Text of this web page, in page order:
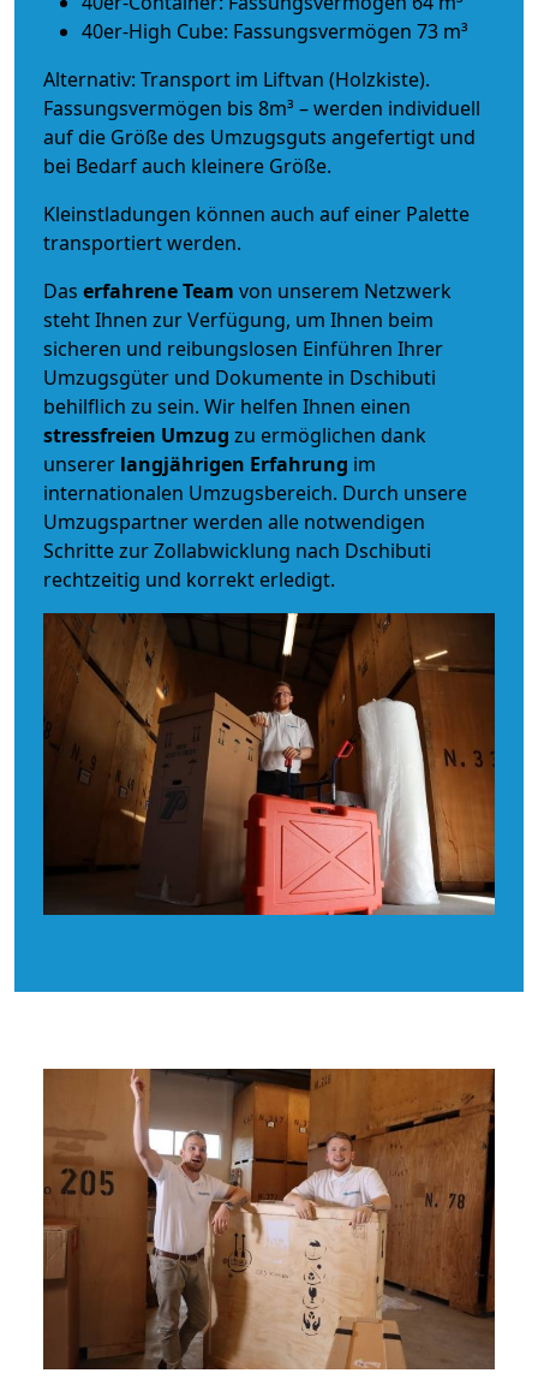
40er-High Cube: Fassungsvermögen 73 m³
Alternativ: Transport im Liftvan (Holzkiste).
Fassungsvermögen bis 8m³ – werden individuell
auf die Größe des Umzugsguts angefertigt und
bei Bedarf auch kleinere Größe.
Kleinstladungen können auch auf einer Palette
transportiert werden.
Das erfahrene Team von unserem Netzwerk
steht Ihnen zur Verfügung, um Ihnen beim
sicheren und reibungslosen Einführen Ihrer
Umzugsgüter und Dokumente in Dschibuti
behilflich zu sein. Wir helfen Ihnen einen
stressfreien Umzug zu ermöglichen dank
unserer langjährigen Erfahrung im
internationalen Umzugsbereich. Durch unsere
Umzugspartner werden alle notwendigen
Schritte zur Zollabwicklung nach Dschibuti
rechtzeitig und korrekt erledigt.